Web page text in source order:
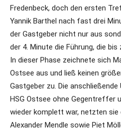
Fredenbeck, doch den ersten
Yannik Barthel nach fast drei
der Gastgeber nicht nur aus
der 4. Minute die Führung, die
In dieser Phase zeichnete sich
Ostsee aus und ließ keinen
Gastgeber zu. Die
HSG Ostsee ohne Gegentreffer
wieder komplett war, netzten
Alexander Mendle sowie Piet